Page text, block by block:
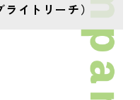
イトリーチ）